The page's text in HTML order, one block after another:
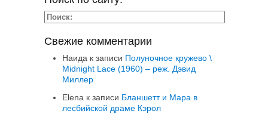
Свежие комментарии
Наида к записи Полуночное кружево \
Midnight Lace (1960) – реж. Дэвид
Миллер
Elena к записи Бланшетт и Мара в
лесбийской драме Кэрол